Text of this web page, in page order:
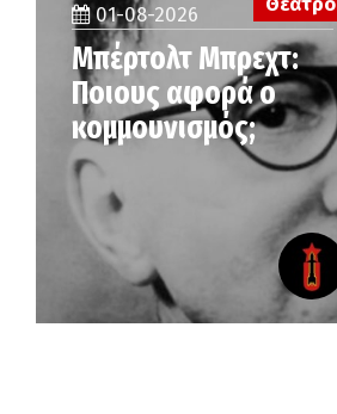
01-08-2026
Μπέρτολτ Μπρεχτ:
Ποιους αφορά ο
κομμουνισμός;